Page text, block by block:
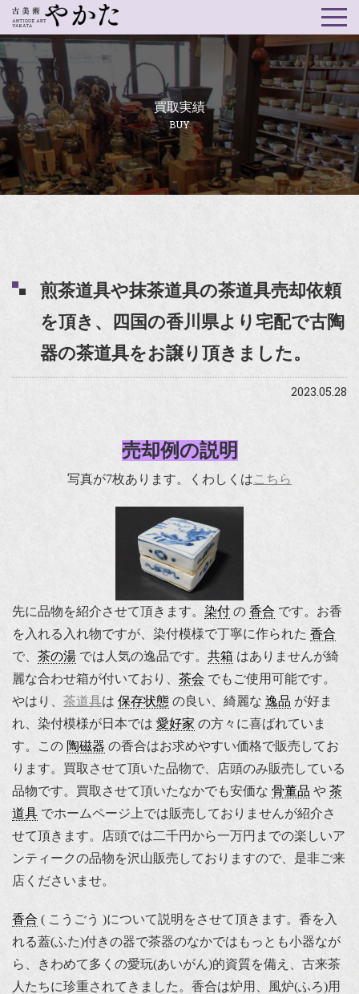
買取実績
BUY
煎茶道具や抹茶道具の茶道具売却依頼
を頂き、四国の香川県より宅配で古陶
器の茶道具をお譲り頂きました。
2023.05.28
売却例の説明
写真が7枚あります。くわしくはこちら
先に品物を紹介させて頂きます。 染付 の 香合 です。お香
を入れる入れ物ですが、染付模様で丁寧に作られた 香合
で、 茶の湯 では人気の逸品です。 共箱 はありませんが綺
麗な合わせ箱が付いており、 茶会 でもご使用可能です。
やはり、 茶道具は 保存状態 の良い、綺麗な 逸品 が好ま
れ、染付模様が日本では 愛好家 の方々に喜ばれていま
す。この 陶磁器 の香合はお求めやすい価格で販売してお
ります。買取させて頂いた品物で、店頭のみ販売している
品物です。買取させて頂いたなかでも安価な 骨董品 や 茶
道具 でホームページ上では販売しておりませんが紹介さ
せて頂きます。店頭では二千円から一万円までの楽しいア
ンティークの品物を沢山販売しておりますので、是非ご来
店くださいませ。
香合 ( こうごう )について説明をさせて頂きます。香を入
れる蓋(ふた)付きの器で茶器のなかではもっとも小器なが
ら、きわめて多くの愛玩(あいがん)的資質を備え、古来茶
人たちに珍重されてきました。香合は炉用、風炉(ふろ)用